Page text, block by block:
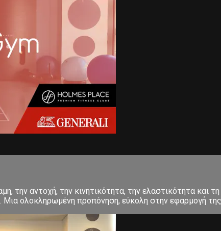
την αντοχή, την κινητικότητα, την ελαστικότητα και
ολοκληρωμένη προπόνηση, εύκολη στην εφαρμογή της,